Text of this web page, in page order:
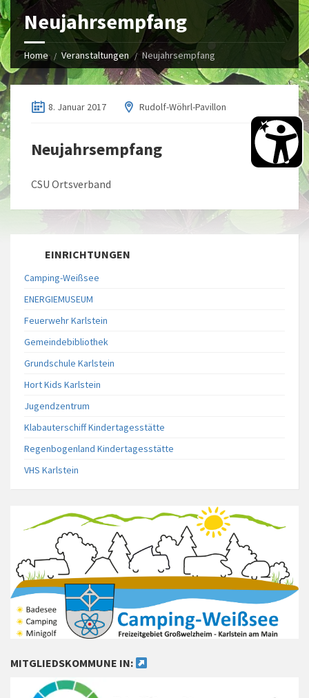
Neujahrsempfang
Home Veranstaltungen Neujahrsempfang
8. Januar 2017 Rudolf-Wöhrl-Pavillon
Neujahrsempfang
CSU Ortsverband
EINRICHTUNGEN
Camping-Weißsee
ENERGIEMUSEUM
Feuerwehr Karlstein
Gemeindebibliothek
Grundschule Karlstein
Hort Kids Karlstein
Jugendzentrum
Klabauterschiff Kindertagesstätte
Regenbogenland Kindertagesstätte
VHS Karlstein
MITGLIEDSKOMMUNE IN: